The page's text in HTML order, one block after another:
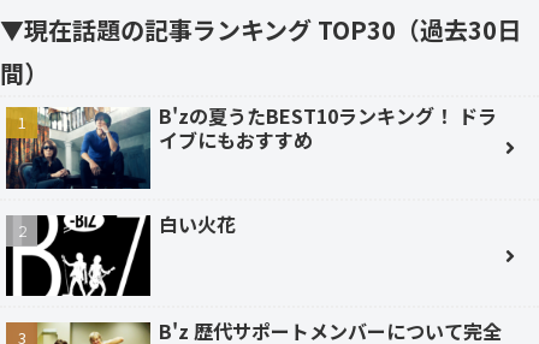
▼現在話題の記事ランキング TOP30（過去30日
間）
B'zの夏うたBEST10ランキング！ ドラ
イブにもおすすめ
白い火花
B'z 歴代サポートメンバーについて完全